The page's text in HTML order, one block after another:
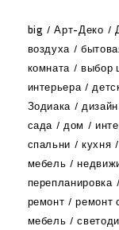
big Арт-Деко
воздуха
комната
выбор
интерьера
Зодиака
сада
дом
спальни
кухня
мебель
перепланировка
ремонт
ремонт
мебель